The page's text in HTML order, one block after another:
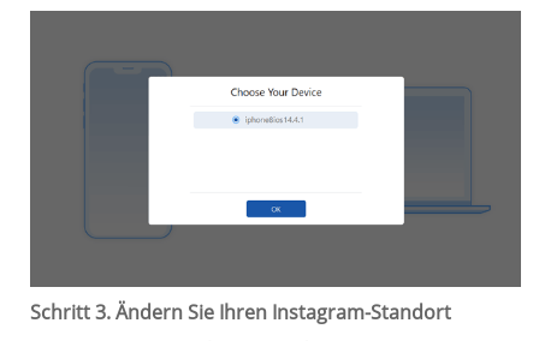
Schritt 3. Ändern Sie Ihren Instagram-Standort